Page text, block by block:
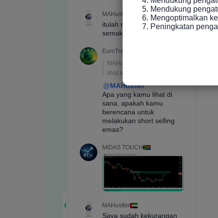
5. Mendukung
6. Mengoptimalkan
7. Peningkatan